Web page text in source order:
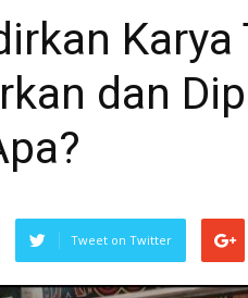
Karya
dan
Tweet on Twitter